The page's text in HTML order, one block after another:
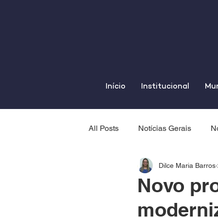
Início Institucional
All Posts Notícias Gerais
Novo
Dilce Maria Barros